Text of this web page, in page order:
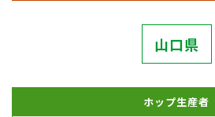
山口県
ホップ生産者